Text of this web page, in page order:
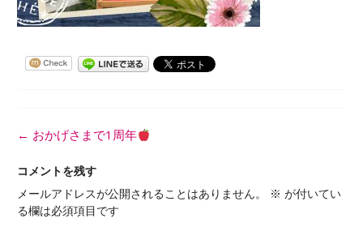
投
ナ
ビ
ゲ
← おかげさまで1周年
コメントを残す
メールアドレスが公開されることはありません。
※ が付いてい
る欄は必須項目です